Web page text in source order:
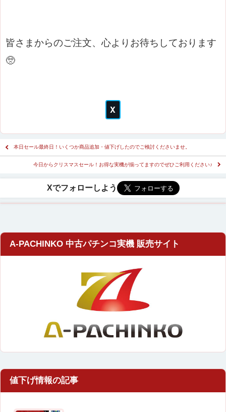
皆さまからのご注文、心よりお待ちしております
🥺
本日セール最終日！いくつか商品追加・値下げしたのでご検討くださいませ。
今日からクリスマスセール！お得な実機が揃ってますのでぜひご利用ください♪
A-PACHINKO 中古パチンコ実機 販売サイト